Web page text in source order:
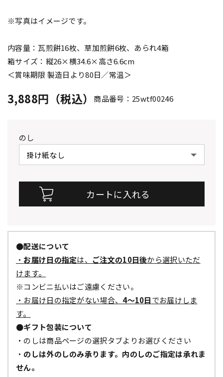
※写真はイメージです。
内容量：瓦煎餅16枚、草加煎餅6枚、あられ4箱
箱サイズ：縦26×横34.6×高さ6.6cm
＜賞味期限 製造日より80日／常温＞
3,888円（税込） 商品番号：25wtf00246
のし
●配送について
・ お届け日の指定は、 ご注文の10日後から選択いただ
けます。
※コンビニ払いはご遠慮ください。
・お届け日の指定がない場合、 4～10日でお届けしま
す。
●ギフト包装について
・のしは商品ページの選択タブよりお選びください
・ のしは外のしのみ承ります。内のしのご指定は承れま
せん。